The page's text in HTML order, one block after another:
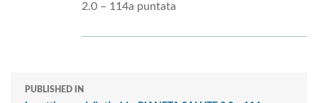
2.0 – 114a puntata
PUBLISHED IN